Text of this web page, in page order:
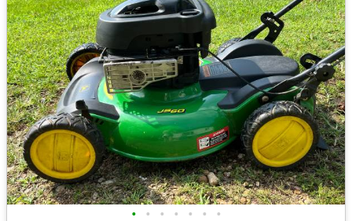
• • • • • • •